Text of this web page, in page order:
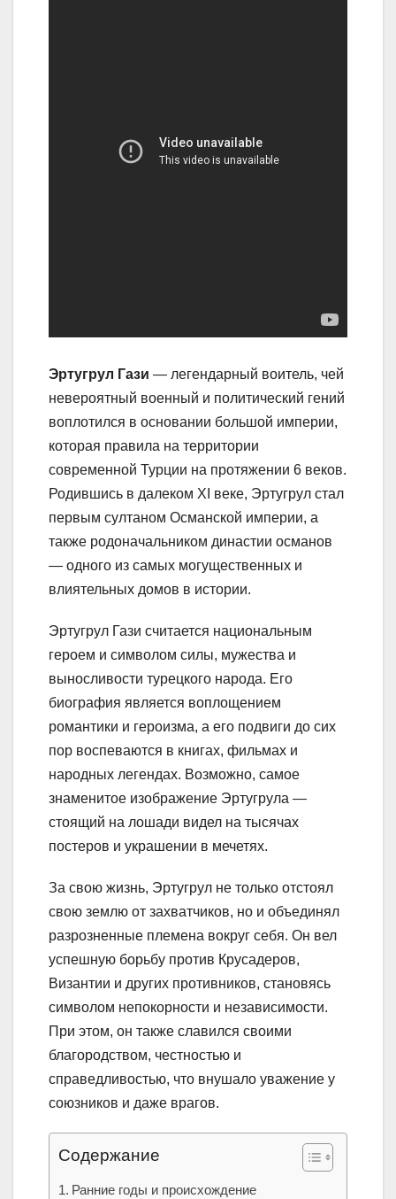
Эртугрул Гази — легендарный воитель, чей
невероятный военный и политический гений
воплотился в основании большой империи,
которая правила на территории
современной Турции на протяжении 6 веков.
Родившись в далеком XI веке, Эртугрул стал
первым султаном Османской империи, а
также родоначальником династии османов
— одного из самых могущественных и
влиятельных домов в истории.
Эртугрул Гази считается национальным
героем и символом силы, мужества и
выносливости турецкого народа. Его
биография является воплощением
романтики и героизма, а его подвиги до сих
пор воспеваются в книгах, фильмах и
народных легендах. Возможно, самое
знаменитое изображение Эртугрула —
стоящий на лошади видел на тысячах
постеров и украшении в мечетях.
За свою жизнь, Эртугрул не только отстоял
свою землю от захватчиков, но и объединял
разрозненные племена вокруг себя. Он вел
успешную борьбу против Крусадеров,
Византии и других противников, становясь
символом непокорности и независимости.
При этом, он также славился своими
благородством, честностью и
справедливостью, что внушало уважение у
союзников и даже врагов.
Содержание
Ранние годы и происхождение